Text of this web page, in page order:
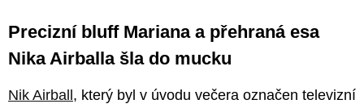
Precizní bluff Mariana a přehraná esa
Nika Airballa šla do mucku
Nik Airball, který byl v úvodu večera označen televizní